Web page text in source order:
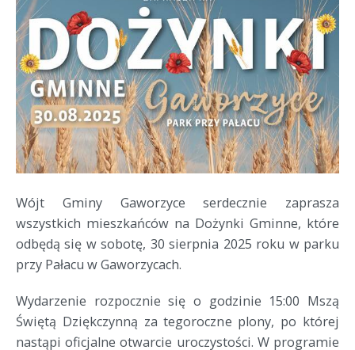
Wójt Gminy Gaworzyce serdecznie zaprasza
wszystkich mieszkańców na Dożynki Gminne, które
odbędą się w sobotę, 30 sierpnia 2025 roku w parku
przy Pałacu w Gaworzycach.
Wydarzenie rozpocznie się o godzinie 15:00 Mszą
Świętą Dziękczynną za tegoroczne plony, po której
nastąpi oficjalne otwarcie uroczystości. W programie